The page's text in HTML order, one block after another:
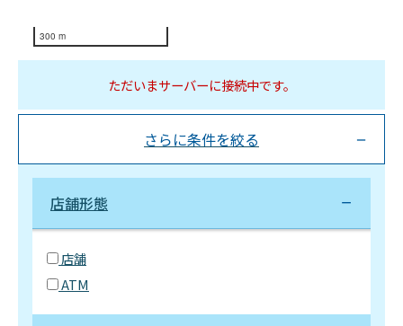
300 m
ただいまサーバーに接続中です。
さらに条件を絞る
店舗形態
店舗
ATM